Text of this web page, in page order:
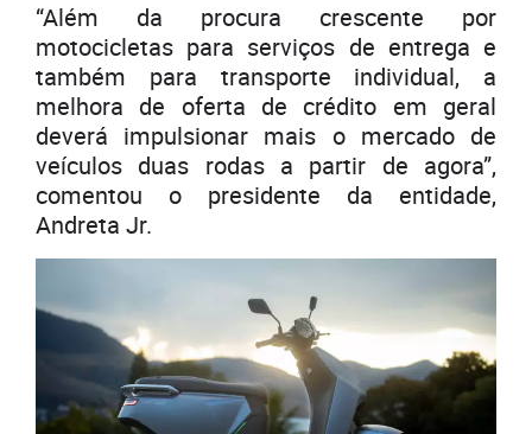
“Além da procura crescente por
motocicletas para serviços de entrega e
também para transporte individual, a
melhora de oferta de crédito em geral
deverá impulsionar mais o mercado de
veículos duas rodas a partir de agora”,
comentou o presidente da entidade,
Andreta Jr.